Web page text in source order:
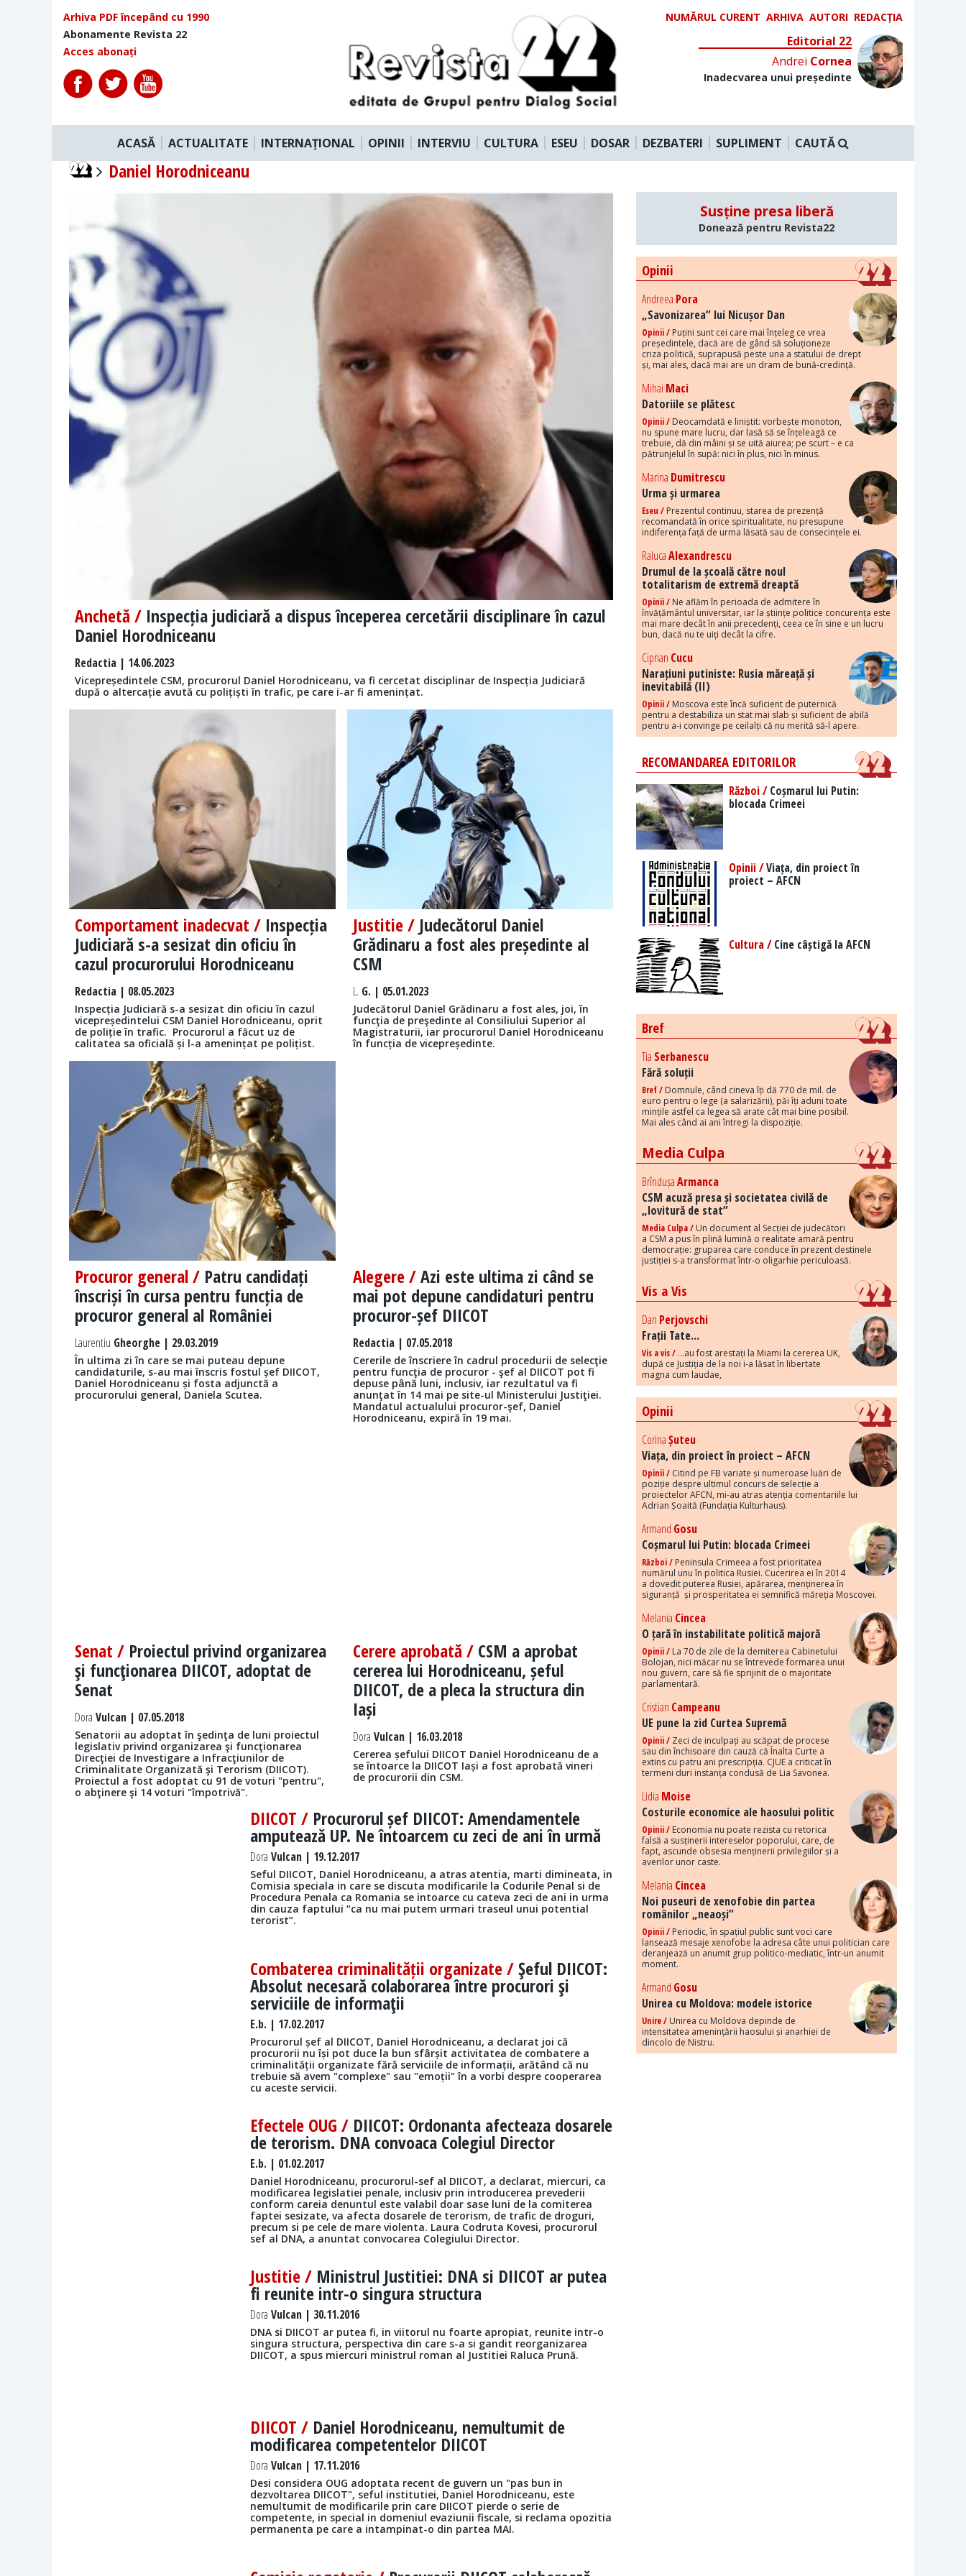
Arhiva PDF începând cu 1990
Abonamente Revista 22
Acces abonați
NUMĂRUL CURENT ARHIVA AUTORI REDACȚIA
Editorial 22
Andrei Cornea
Inadecvarea unui președinte
ACASĂ ACTUALITATE INTERNAȚIONAL OPINII INTERVIU CULTURA ESEU DOSAR DEZBATERI SUPLIMENT CAUTĂ
Daniel Horodniceanu
Anchetă / Inspecția judiciară a dispus începerea cercetării disciplinare în cazul
Daniel Horodniceanu
Redactia | 14.06.2023
Vicepreședintele CSM, procurorul Daniel Horodniceanu, va fi cercetat disciplinar de Inspecția Judiciară
după o altercație avută cu polițiști în trafic, pe care i-ar fi amenințat.
Comportament inadecvat / Inspecția
Judiciară s-a sesizat din oficiu în
cazul procurorului Horodniceanu
Redactia | 08.05.2023
Inspecția Judiciară s-a sesizat din oficiu în cazul
vicepreședintelui CSM Daniel Horodniceanu, oprit
de poliție în trafic. Procurorul a făcut uz de
calitatea sa oficială și l-a amenințat pe polițist.
Justitie / Judecătorul Daniel
Grădinaru a fost ales președinte al
CSM
L. G. | 05.01.2023
Judecătorul Daniel Grădinaru a fost ales, joi, în
funcţia de preşedinte al Consiliului Superior al
Magistraturii, iar procurorul Daniel Horodniceanu
în funcția de vicepreședinte.
Procuror general / Patru candidați
înscriși în cursa pentru funcția de
procuror general al României
Laurentiu Gheorghe | 29.03.2019
În ultima zi în care se mai puteau depune
candidaturile, s-au mai înscris fostul șef DIICOT,
Daniel Horodniceanu și fosta adjunctă a
procurorului general, Daniela Scutea.
Alegere /Azi este ultima zi când se
mai pot depune candidaturi pentru
procuror-șef DIICOT
Redactia| 07.05.2018
Cererile de înscriere în cadrul procedurii de selecţie
pentru funcţia de procuror - şef al DIICOT pot fi
depuse până luni, inclusiv, iar rezultatul va fi
anunţat în 14 mai pe site-ul Ministerului Justiţiei.
Mandatul actualului procuror-şef, Daniel
Horodniceanu, expiră în 19 mai.
Senat / Proiectul privind organizarea
şi funcţionarea DIICOT, adoptat de
Senat
Dora Vulcan | 07.05.2018
Senatorii au adoptat în şedinţa de luni proiectul
legislativ privind organizarea şi funcţionarea
Direcţiei de Investigare a Infracţiunilor de
Criminalitate Organizată şi Terorism (DIICOT).
Proiectul a fost adoptat cu 91 de voturi "pentru",
o abţinere şi 14 voturi "împotrivă".
Cerere aprobată / CSM a aprobat
cererea lui Horodniceanu, șeful
DIICOT, de a pleca la structura din
Iași
Dora Vulcan | 16.03.2018
Cererea șefului DIICOT Daniel Horodniceanu de a
se întoarce la DIICOT Iași a fost aprobată vineri
de procurorii din CSM.
DIICOT / Procurorul șef DIICOT: Amendamentele
amputează UP. Ne întoarcem cu zeci de ani în urmă
Dora Vulcan | 19.12.2017
Seful DIICOT, Daniel Horodniceanu, a atras atentia, marti dimineata, in
Comisia speciala in care se discuta modificarile la Codurile Penal si de
Procedura Penala ca Romania se intoarce cu cateva zeci de ani in urma
din cauza faptului “ca nu mai putem urmari traseul unui potential
terorist”.
Combaterea criminalității organizate /Şeful DIICOT:
Absolut necesară colaborarea între procurori şi
serviciile de informaţii
E.b. | 17.02.2017
Procurorul șef al DIICOT, Daniel Horodniceanu, a declarat joi că
procurorii nu își pot duce la bun sfârșit activitatea de combatere a
criminalității organizate fără serviciile de informații, arătând că nu
trebuie să avem "complexe" sau "emoții" în a vorbi despre cooperarea
cu aceste servicii.
Efectele OUG / DIICOT: Ordonanta afecteaza dosarele
de terorism. DNA convoaca Colegiul Director
E.b. | 01.02.2017
Daniel Horodniceanu, procurorul-sef al DIICOT, a declarat, miercuri, ca
modificarea legislatiei penale, inclusiv prin introducerea prevederii
conform careia denuntul este valabil doar sase luni de la comiterea
faptei sesizate, va afecta dosarele de terorism, de trafic de droguri,
precum si pe cele de mare violenta. Laura Codruta Kovesi, procurorul
sef al DNA, a anuntat convocarea Colegiului Director.
Justitie / Ministrul Justitiei: DNA si DIICOT ar putea
fi reunite intr-o singura structura
Dora Vulcan | 30.11.2016
DNA si DIICOT ar putea fi, in viitorul nu foarte apropiat, reunite intr-o
singura structura, perspectiva din care s-a si gandit reorganizarea
DIICOT, a spus miercuri ministrul roman al Justitiei Raluca Prună.
DIICOT / Daniel Horodniceanu, nemultumit de
modificarea competentelor DIICOT
Dora Vulcan | 17.11.2016
Desi considera OUG adoptata recent de guvern un "pas bun in
dezvoltarea DIICOT", seful institutiei, Daniel Horodniceanu, este
nemultumit de modificarile prin care DIICOT pierde o serie de
competente, in special in domeniul evaziunii fiscale, si reclama opozitia
permanenta pe care a intampinat-o din partea MAI.
Susține presa liberă
Donează pentru Revista22
Opinii
Andreea Pora
„Savonizarea” lui Nicușor Dan
Opinii / Puțini sunt cei care mai înțeleg ce vrea
președintele, dacă are de gând să soluționeze
criza politică, suprapusă peste una a statului de drept
și, mai ales, dacă mai are un dram de bună-credință.
Mihai Maci
Datoriile se plătesc
Opinii / Deocamdată e liniștit: vorbește monoton,
nu spune mare lucru, dar lasă să se înțeleagă ce
trebuie, dă din mâini și se uită aiurea; pe scurt – e ca
pătrunjelul în supă: nici în plus, nici în minus.
Marina Dumitrescu
Urma și urmarea
Eseu / Prezentul continuu, starea de prezență
recomandată în orice spiritualitate, nu presupune
indiferența față de urma lăsată sau de consecințele ei.
RalucaAlexandrescu
Drumul de la școală către noul
totalitarism de extremă dreaptă
Opinii / Ne aflăm în perioada de admitere în
învățământul universitar, iar la științe politice concurența este
mai mare decât în anii precedenți, ceea ce în sine e un lucru
bun, dacă nu te uiți decât la cifre.
Ciprian Cucu
Narațiuni putiniste: Rusia măreață și
inevitabilă (II)
Opinii / Moscova este încă suficient de puternică
pentru a destabiliza un stat mai slab și suficient de abilă
pentru a-i convinge pe ceilalți că nu merită să-l apere.
RECOMANDAREA EDITORILOR
Război /Coșmarul lui Putin:
blocada Crimeei
Opinii /Viața, din proiect în
proiect – AFCN
Cultura /Cine câștigă la AFCN
Bref
Tia Serbanescu
Fără soluții
Bref / Domnule, când cineva îți dă 770 de mil. de
euro pentru o lege (a salarizării), păi îți aduni toate
mințile astfel ca legea să arate cât mai bine posibil.
Mai ales când ai ani întregi la dispoziție.
Media Culpa
BrîndușaArmanca
CSM acuză presa și societatea civilă de
„lovitură de stat”
Media Culpa / Un document al Secției de judecători
a CSM a pus în plină lumină o realitate amară pentru
democrație: gruparea care conduce în prezent destinele
justiției s-a transformat într-o oligarhie periculoasă.
Vis a Vis
Dan Perjovschi
Frații Tate...
Vis a vis / ...au fost arestați la Miami la cererea UK,
după ce Justiția de la noi i-a lăsat în libertate
magna cum laudae,
Opinii
CorinaȘuteu
Viața, din proiect în proiect – AFCN
Opinii / Citind pe FB variate și numeroase luări de
poziție despre ultimul concurs de selecție a
proiectelor AFCN, mi-au atras atenția comentariile lui
Adrian Șoaită (Fundația Kulturhaus).
Armand Gosu
Coșmarul lui Putin: blocada Crimeei
Război / Peninsula Crimeea a fost prioritatea
numărul unu în politica Rusiei. Cucerirea ei în 2014
a dovedit puterea Rusiei, apărarea, menținerea în
siguranță și prosperitatea ei semnifică măreția Moscovei.
Melania Cincea
O țară în instabilitate politică majoră
Opinii / La 70 de zile de la demiterea Cabinetului
Bolojan, nici măcar nu se întrevede formarea unui
nou guvern, care să fie sprijinit de o majoritate
parlamentară.
Cristian Campeanu
UE pune la zid Curtea Supremă
Opinii / Zeci de inculpați au scăpat de procese
sau din închisoare din cauză că Înalta Curte a
extins cu patru ani prescripția. CJUE a criticat în
termeni duri instanța condusă de Lia Savonea.
Lidia Moise
Costurile economice ale haosului politic
Opinii / Economia nu poate rezista cu retorica
falsă a susținerii intereselor poporului, care, de
fapt, ascunde obsesia menținerii privilegiilor și a
averilor unor caste.
Melania Cincea
Noi puseuri de xenofobie din partea
românilor „neaoși”
Opinii / Periodic, în spațiul public sunt voci care
lansează mesaje xenofobe la adresa câte unui politician care
deranjează un anumit grup politico-mediatic, într-un anumit
moment.
Armand Gosu
Unirea cu Moldova: modele istorice
Unire / Unirea cu Moldova depinde de
intensitatea amenințării haosului și anarhiei de
dincolo de Nistru.